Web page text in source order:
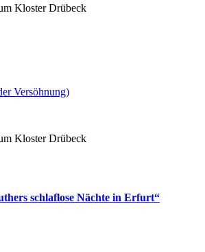
Kloster Drübeck
Versöhnung)
Kloster Drübeck
schlaflose Nächte in Erfurt“